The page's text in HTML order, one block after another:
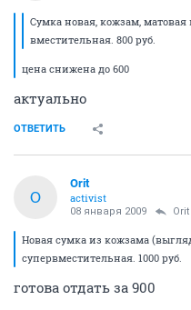
Сумка новая, кожзам,
вместительная. 800 руб.
цена снижена до 600
актуально
ОТВЕТИТЬ
O
Orit
activist
08 января 2009 Orit
Новая сумка из кожзама
супервместительная. 1000 руб.
готова отдать за 900